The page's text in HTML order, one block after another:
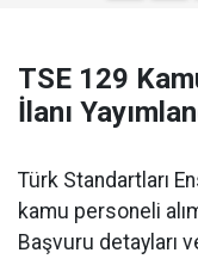
TSE 129
İlanı
Türk Standartları
kamu personeli
Başvuru detayları